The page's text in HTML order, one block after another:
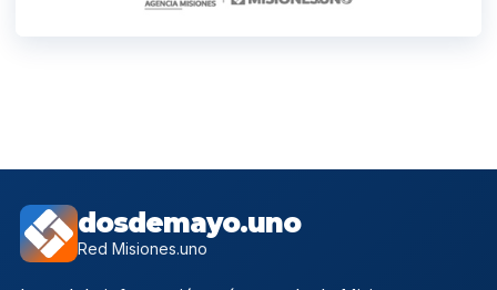
dosdemayo.uno
Red Misiones.uno